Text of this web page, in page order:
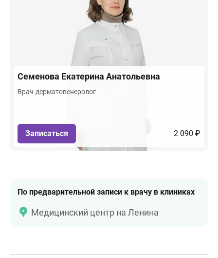
Семенова Екатерина Анатольевна
Врач-дерматовенеролог
Записаться 2 090 ₽
По предварительной записи к врачу в клиниках
Медицинский центр на Ленина